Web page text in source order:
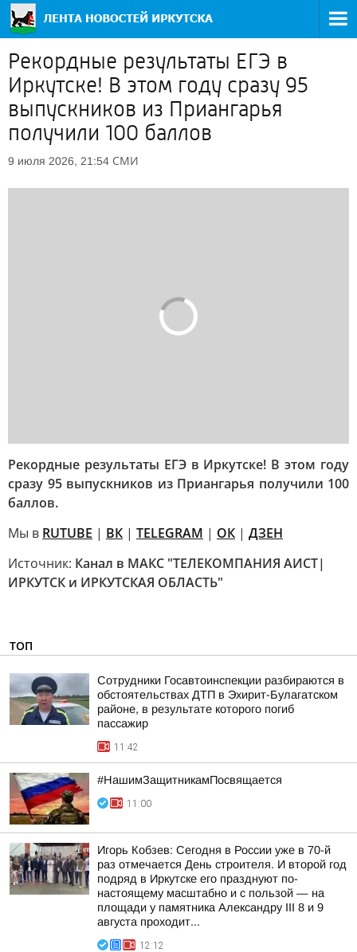
Рекордные результаты ЕГЭ в
Иркутске! В этом году сразу 95
выпускников из Приангарья
получили 100 баллов
9 июля 2026, 21:54 СМИ
Рекордные результаты ЕГЭ в Иркутске! В этом году
сразу 95 выпускников из Приангарья получили 100
баллов.
Мы в RUTUBE | ВК | TELEGRAM | ОК | ДЗЕН
Источник: Канал в МАКС "ТЕЛЕКОМПАНИЯ АИСТ|
ИРКУТСК и ИРКУТСКАЯ ОБЛАСТЬ"
ТОП
Сотрудники Госавтоинспекции разбираются в
обстоятельствах ДТП в Эхирит-Булагатском
районе, в результате которого погиб
пассажир
11:42
#НашимЗащитникамПосвящается
11:00
Игорь Кобзев: Сегодня в России уже в 70-й
раз отмечается День строителя. И второй год
подряд в Иркутске его празднуют по-
настоящему масштабно и с пользой — на
площади у памятника Александру III 8 и 9
августа проходит...
12:12